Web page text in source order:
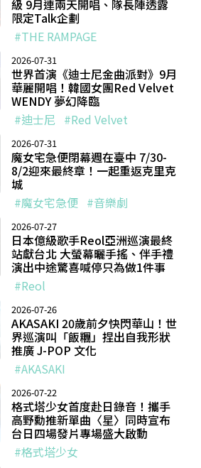
級 9月連兩天開唱、隊長陣透露
限定Talk企劃
#THE RAMPAGE
2026-07-31
世界首演《迪士尼金曲派對》9月
華麗開唱！韓國女團Red Velvet
WENDY 夢幻降臨
#迪士尼 #Red Velvet
2026-07-31
魔女宅急便閉幕週在臺中 7/30-
8/2迎來最終章！一起重返克里克
城
#魔女宅急便 #音樂劇
2026-07-27
日本億級歌手Reol亞洲巡演最終
站獻台北 大螢幕曬手搖、伴手禮
演出中途驚喜喊停只為做1件事
#Reol
2026-07-26
AKASAKI 20歲前夕快閃華山！世
界巡演叫「飯糰」捏出自我形狀
推廣 J-POP 文化
#AKASAKI
2026-07-22
格式塔少女首度赴日錄音！攜手
高野勳推新單曲〈星〉同時宣布
台日四場發片專場盛大啟動
#格式塔少女